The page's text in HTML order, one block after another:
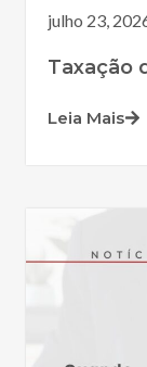
julho 23,
Taxação
Leia Mais